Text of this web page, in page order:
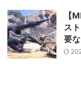
【
ス
要